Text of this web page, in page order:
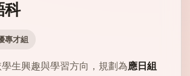
科
專才組
生興趣與學習方向，規劃為應日組